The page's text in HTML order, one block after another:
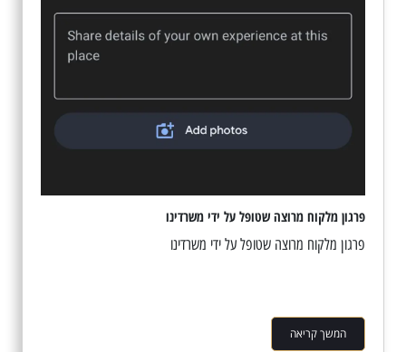
פרגון מלקוח מרוצה שטופל על ידי משרדינו
פרגון מלקוח מרוצה שטופל על ידי משרדינו
המשך קריאה